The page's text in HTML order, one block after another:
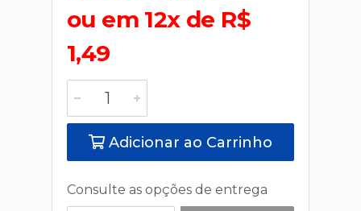
ou em 12x de R$
1,49
Adicionar ao Carrinho
Consulte as opções de entrega